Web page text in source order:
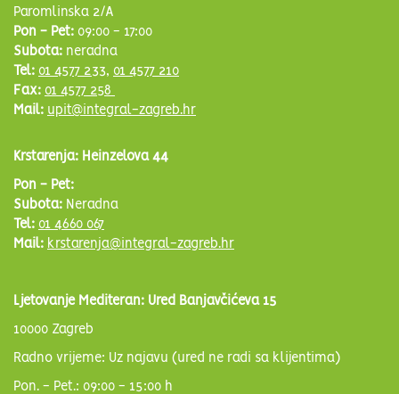
Paromlinska 2/A
Pon - Pet: 09:00 - 17:00
Subota: neradna
Tel: 01 4577 233, 01 4577 210
Fax: 01 4577 258
Mail: upit@integral-zagreb.hr
Krstarenja: Heinzelova 44
Pon - Pet:
Subota: Neradna
Tel: 01 4660 067
Mail: krstarenja@integral-zagreb.hr
Ljetovanje Mediteran: Ured Banjavčićeva 15
10000 Zagreb
Radno vrijeme: Uz najavu (ured ne radi sa klijentima)
Pon. - Pet.: 09:00 - 15:00 h